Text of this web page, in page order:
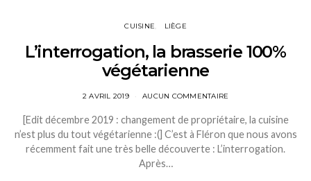
CUISINE LIÈGE
L’interrogation, la brasserie 100%
végétarienne
2 AVRIL 2019 AUCUN COMMENTAIRE
[Edit décembre 2019 : changement de propriétaire, la cuisine
n’est plus du tout végétarienne :(] C’est à Fléron que nous avons
récemment fait une très belle découverte : L’interrogation.
Après…